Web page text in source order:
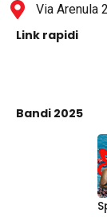
Via Arenula
Link rapidi
Bandi 2025